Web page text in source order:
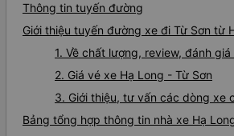
Thông tin tuyến đường
Giới thiệu tuyến đường xe đi Từ Sơn từ
1. Về chất lượng, review, đánh
2. Giá vé xe Hạ Long - Từ Sơn
3. Giới thiệu, tư vấn các dòng xe
Bảng tổng hợp thông tin nhà xe Hạ